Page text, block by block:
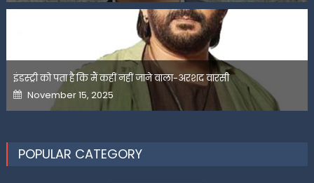
इंडस्ट्री को पता है कि मैं कहीं नहीं जाने वाला-अरशद वारसी
Posted
on
November 15, 2025
POPULAR CATEGORY